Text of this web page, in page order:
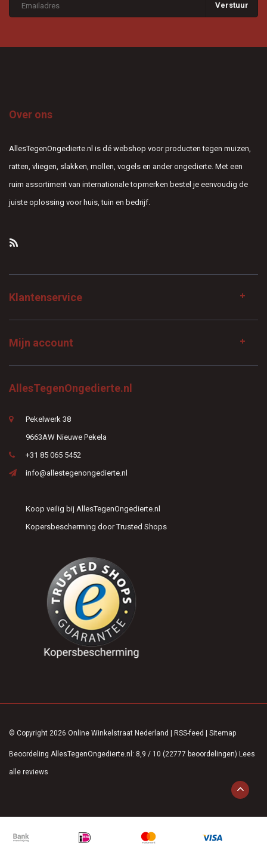
Verstuur
Over ons
AllesTegenOngedierte.nl is dé webshop voor producten tegen muizen,
ratten, vliegen, slakken, mollen, vogels en ander ongedierte. Met een
ruim assortiment van internationale topmerken bestel je eenvoudig de
juiste oplossing voor huis, tuin en bedrijf.
Klantenservice
Mijn account
AllesTegenOngedierte.nl
Pekelwerk 38
9663AW Nieuwe Pekela
+31 85 065 5452
info@allestegenongedierte.nl
Koop veilig bij AllesTegenOngedierte.nl
Kopersbescherming door Trusted Shops
© Copyright 2026 Online Winkelstraat Nederland RSS-feed Sitemap
Beoordeling AllesTegenOngedierte.nl : 8,9 / 10 (22777 beoordelingen) Lees
alle reviews